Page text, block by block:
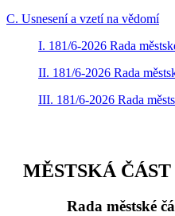
C. Usnesení a vzetí na vědomí
I. 181/6-2026 Rada
II. 181/6-2026 Rada
III. 181/6-2026 Rada
MĚSTSKÁ
Rada městské